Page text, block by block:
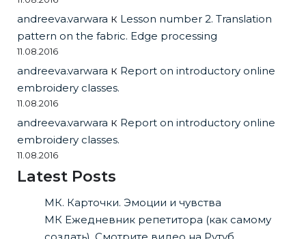
andreeva.varwara к Lesson number 2. Translation
pattern on the fabric. Edge processing
11.08.2016
andreeva.varwara к Report on introductory online
embroidery classes.
11.08.2016
andreeva.varwara к Report on introductory online
embroidery classes.
11.08.2016
Latest Posts
МК. Карточки. Эмоции и чувства
МК Ежедневник репетитора (как самому